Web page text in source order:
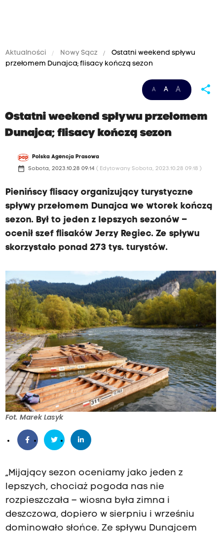
Aktualności Nowy Sącz
Ostatni weekend spływu
przełomem Dunajca; flisacy kończą sezon
A A A share
Ostatni weekend spływu przełomem
Dunajca; flisacy kończą sezon
Polska Agencja Prasowa
date_range Sobota, 2023.10.28 09:14 ( Edytowany Sobota, 2023.10.28 09:18 )
Pienińscy flisacy organizujący turystyczne
spływy przełomem Dunajca we wtorek kończą
sezon. Był to jeden z lepszych sezonów –
ocenił szef flisaków Jerzy Regiec. Ze spływu
skorzystało ponad 273 tys. turystów.
Fot. Marek Lasyk
„Mijający sezon oceniamy jako jeden z
lepszych, chociaż pogoda nas nie
rozpieszczała – wiosna była zimna i
deszczowa, dopiero w sierpniu i wrześniu
dominowało słońce. Ze spływu Dunajcem